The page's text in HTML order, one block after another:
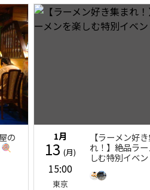
の
1月
13(月)
15:00
東京
【ラーメン好
れ！】絶品ラ
しむ特別イベ